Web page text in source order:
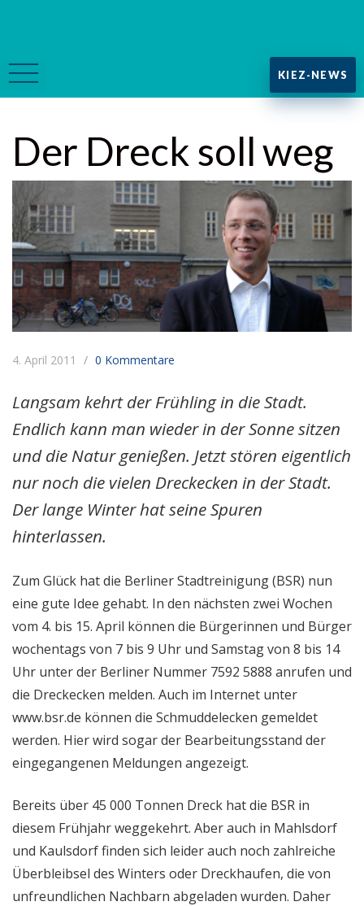
KIEZ-NEWS
Der Dreck soll weg
4. April 2011 0 Kommentare
Langsam kehrt der Frühling in die Stadt.
Endlich kann man wieder in der Sonne sitzen
und die Natur genießen. Jetzt stören eigentlich
nur noch die vielen Dreckecken in der Stadt.
Der lange Winter hat seine Spuren
hinterlassen.
Zum Glück hat die Berliner Stadtreinigung (BSR) nun
eine gute Idee gehabt. In den nächsten zwei Wochen
vom 4. bis 15. April können die Bürgerinnen und Bürger
wochentags von 7 bis 9 Uhr und Samstag von 8 bis 14
Uhr unter der Berliner Nummer 7592 5888 anrufen und
die Dreckecken melden. Auch im Internet unter
www.bsr.de können die Schmuddelecken gemeldet
werden. Hier wird sogar der Bearbeitungsstand der
eingegangenen Meldungen angezeigt.
Bereits über 45 000 Tonnen Dreck hat die BSR in
diesem Frühjahr weggekehrt. Aber auch in Mahlsdorf
und Kaulsdorf finden sich leider auch noch zahlreiche
Überbleibsel des Winters oder Dreckhaufen, die von
unfreundlichen Nachbarn abgeladen wurden. Daher